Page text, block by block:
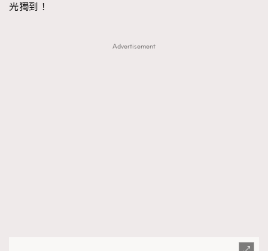
光獨到！
Advertisement